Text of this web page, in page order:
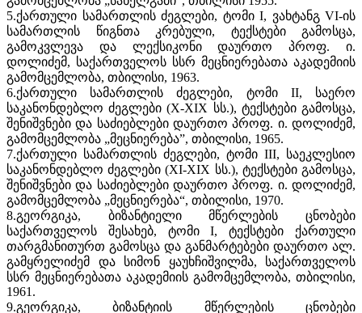
5.ქართული სამართლის ძეგლები, ტომი I, ვახტანგ VI-ის
სამართლის წიგნთა კრებული, ტექსტები გამოსცა,
გამოკვლევა და ლექსიკონი დაურთო პროფ. ი.
დოლიძემ, საქართველოს სსრ მეცნიერებათა აკადემიის
გამომცემლობა, თბილისი, 1963.
6.ქართული სამართლის ძეგლები, ტომი II, საერო
საკანონდებლო ძეგლები (X-XIX სს.), ტექსტები გამოსცა,
შენიშვნები და საძიებლები დაურთო პროფ. ი. დოლიძემ,
გამომცემლობა „მეცნიერება”, თბილისი, 1965.
7.ქართული სამართლის ძეგლები, ტომი III, საეკლესიო
საკანონდებლო ძეგლები (XI-XIX სს.), ტექსტები გამოსცა,
შენიშვნები და საძიებლები დაურთო პროფ. ი. დოლიძემ,
გამომცემლობა „მეცნიერება“, თბილისი, 1970.
8.გეორგიკა, ბიზანტიელი მწერლების ცნობები
საქართველოს შესახებ, ტომი I, ტექსტები ქართული
თარგმანითურთ გამოსცა და განმარტებები დაურთო ალ.
გამყრელიძემ და სიმონ ყაუხჩიშვილმა, საქართველოს
სსრ მეცნიერებათა აკადემიის გამომცემლობა, თბილისი,
1961.
9.გეორგიკა, ბიზანტიის მწერლების ცნობები